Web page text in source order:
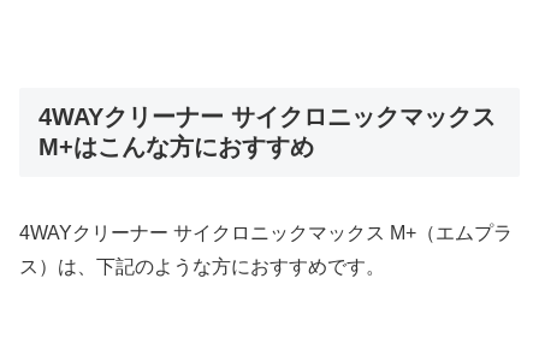
4WAYクリーナー サイクロニックマックス
M+はこんな方におすすめ
4WAYクリーナー サイクロニックマックス M+（エムプラ
ス）は、下記のような方におすすめです。